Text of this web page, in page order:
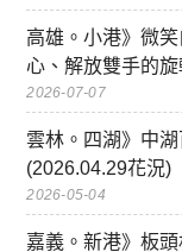
高雄。小港》微
心、解放雙手的
2026-07-07
雲林。四湖》中
(2026.04.29花況)
2026-05-04
嘉義。新港》板